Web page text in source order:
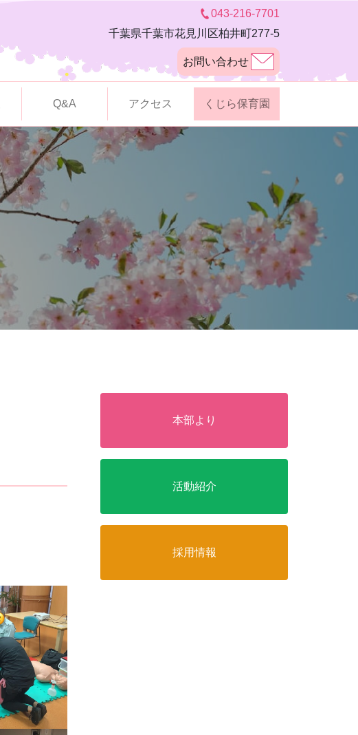
043-216-7701
千葉県千葉市花見川区柏井町277-5
お問い合わせ
Q&A アクセス くじら保育園
本部より
活動紹介
採用情報